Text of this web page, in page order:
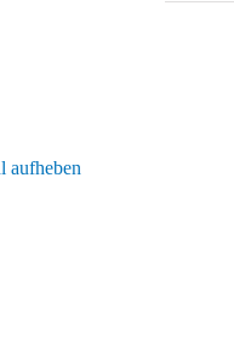
aufheben